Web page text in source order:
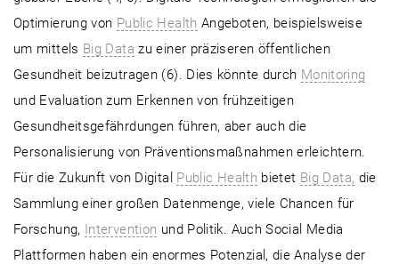
Optimierung von Public Health Angeboten, beispielsweise
um mittels Big Data zu einer präziseren öffentlichen
Gesundheit beizutragen (6). Dies könnte durch Monitoring
und Evaluation zum Erkennen von frühzeitigen
Gesundheitsgefährdungen führen, aber auch die
Personalisierung von Präventionsmaßnahmen erleichtern.
Für die Zukunft von Digital Public Health bietet Big Data, die
Sammlung einer großen Datenmenge, viele Chancen für
Forschung,
Intervention und Politik. Auch Social Media
Plattformen haben ein enormes Potenzial, die Analyse der